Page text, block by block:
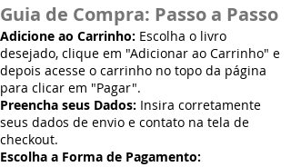
Guia de Compra: Passo a Passo
Adicione ao Carrinho: Escolha o livro
desejado, clique em "Adicionar ao Carrinho" e
depois acesse o carrinho no topo da página
para clicar em "Pagar".
Preencha seus Dados: Insira corretamente
seus dados de envio e contato na tela de
checkout.
Escolha a Forma de Pagamento: